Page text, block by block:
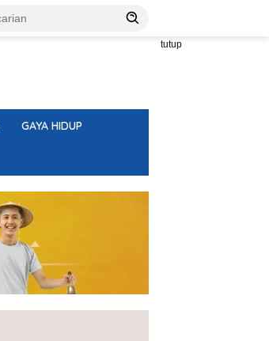
tutup
GAYA HIDUP